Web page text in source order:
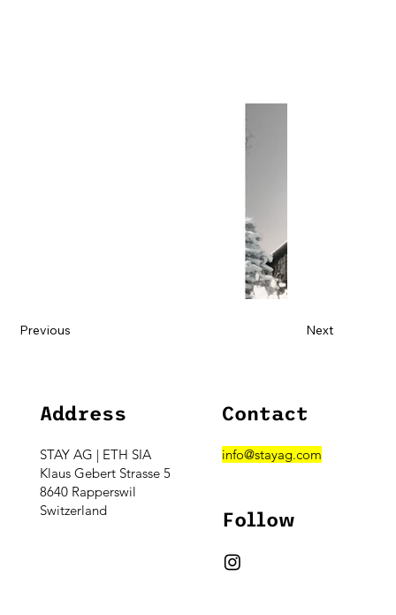
Previous Next
Follow
Address
STAY AG | ETH SIA
Klaus Gebert Strasse 5
8640 Rapperswil
Switzerland
Contact
info@stayag.com